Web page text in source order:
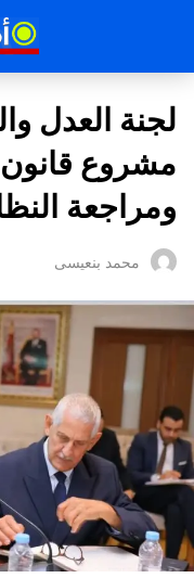
لجنة العدل
مشروع
ومراجعة
محمد بنعيسى